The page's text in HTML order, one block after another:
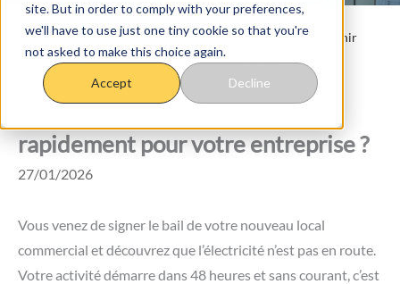
site. But in order to comply with your preferences,
we'll have to use just one tiny cookie so that you're
not asked to make this choice again.
Accept Decline
Accueil>Blog>Mise en service d’urgence : comment obtenir
l’électricité rapidement pour votre entreprise ?
Mise en service d’urgence :
rapidement pour votre entreprise ?
27/01/2026
Vous venez de signer le bail de votre nouveau local
commercial et découvrez que l’électricité n’est pas en route.
Votre activité démarre dans 48 heures et sans courant, c’est